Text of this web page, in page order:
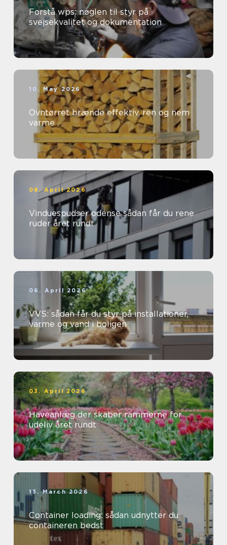
Forstå wps: nøglen til styr på
svejsekvalitet og dokumentation
10. May 2026
Ovntørret brænde effektiv, ren og nem
varme
08. April 2026
Vinduespudser odense sådan får du rene
ruder året rundt
06. April 2026
VVS: sådan får du styr på installationer,
varme og vand i boligen
03. April 2026
Haveanlæg der skaber rammerne for
udeliv året rundt
13. March 2026
Container loading: sådan udnytter du
containeren bedst